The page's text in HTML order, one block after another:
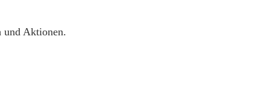
und Aktionen.